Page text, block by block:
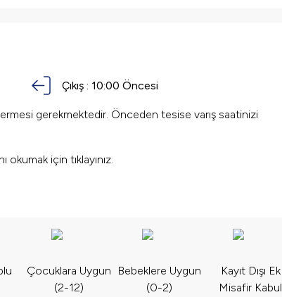
Çıkış : 10:00 Öncesi
gerekmektedir. Önceden tesise varış saatinizi
okumak için tıklayınız.
Çocuklara Uygun
(2-12)
Bebeklere Uygun
(0-2)
Kayıt Dışı Ek
Misafir Kabul